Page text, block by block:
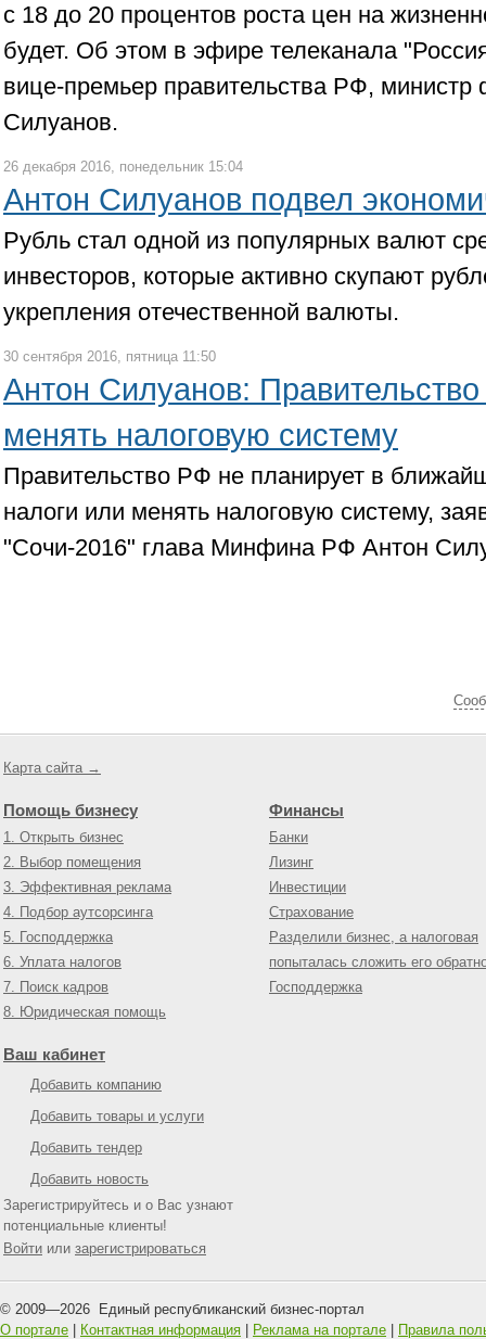
с 18 до 20 процентов роста цен на
будет. Об этом в эфире телеканала
вице-премьер правительства РФ, министр
Силуанов.
26 декабря 2016, понедельник 15:04
Антон Силуанов подвел
Рубль стал одной из популярных валют
инвесторов, которые активно скупают
укрепления отечественной валюты.
30 сентября 2016, пятница 11:50
Антон Силуанов:
менять налоговую систему
Правительство РФ не планирует в
налоги или менять налоговую систему,
"Сочи-2016" глава Минфина РФ Антон
Карта сайта →
Помощь бизнесу
1. Открыть бизнес
2. Выбор помещения
3. Эффективная реклама
4. Подбор аутсорсинга
5. Господдержка
6. Уплата налогов
7. Поиск кадров
8. Юридическая помощь
Финансы
Банки
Лизинг
Инвестиции
Страхование
Разделили бизнес, а налоговая
попыталась сложить его
Господдержка
Ваш кабинет
Добавить компанию
Добавить товары и услуги
Добавить тендер
Добавить новость
Зарегистрируйтесь и о Вас узнают
потенциальные клиенты!
Войти или зарегистрироваться
© 2009—2026 Единый республиканский бизнес-портал
О портале
Контактная информация Реклама на портале Правила